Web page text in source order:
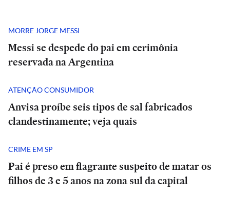
MORRE JORGE MESSI
Messi se despede do pai em cerimônia
reservada na Argentina
ATENÇÃO CONSUMIDOR
Anvisa proíbe seis tipos de sal fabricados
clandestinamente; veja quais
CRIME EM SP
Pai é preso em flagrante suspeito de matar os
filhos de 3 e 5 anos na zona sul da capital